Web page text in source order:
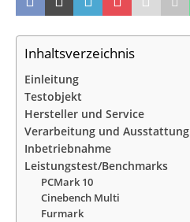
Inhaltsverzeichnis
Einleitung
Testobjekt
Hersteller und Service
Verarbeitung und Ausstattung
Inbetriebnahme
Leistungstest/Benchmarks
PCMark 10
Cinebench Multi
Furmark